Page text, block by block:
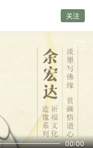
关注
00:00
